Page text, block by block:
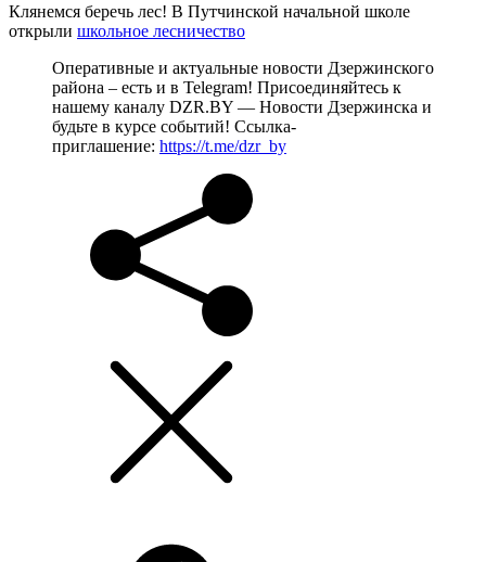
Клянемся беречь лес! В Путчинской начальной школе
открыли школьное лесничество
Оперативные и актуальные новости Дзержинского
района – есть и в Telegram! Присоединяйтесь к
нашему каналу DZR.BY — Новости Дзержинска и
будьте в курсе событий! Ссылка-
приглашение: https://t.me/dzr_by